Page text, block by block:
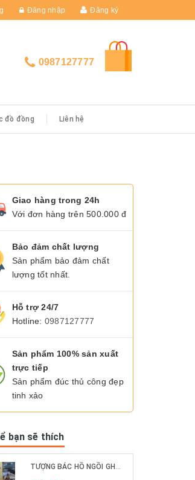
Đăng nhập Đăng ký
0987127777
đồ đồng Liên hệ
Giao hàng trong 24h
Với đơn hàng trên 500.000 đ
Bảo đảm chất lượng
Sản phẩm bảo đảm chất
lượng tốt nhất.
Hỗ trợ 24/7
Hotline: 0987127777
Sản phẩm 100% sản xuất
trực tiếp
Sản phẩm đúc thủ công đẹp
tinh xảo
bạn sẽ thích